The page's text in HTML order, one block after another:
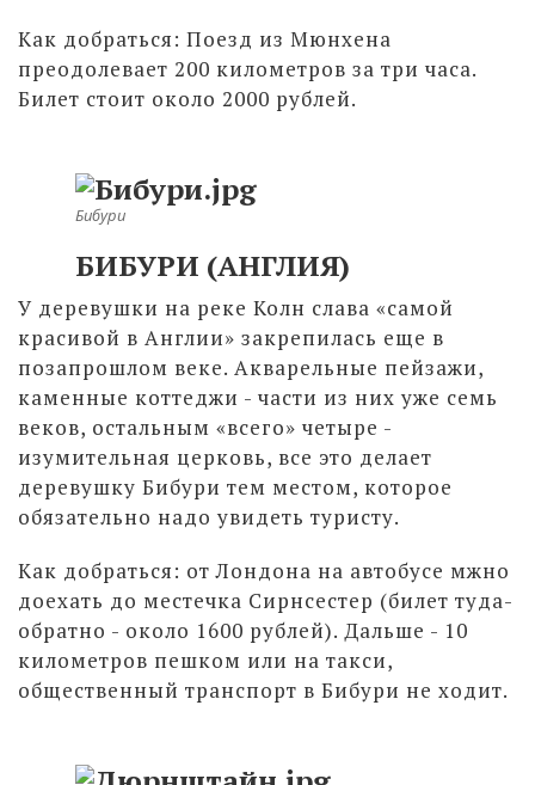
Как добраться: Поезд из Мюнхена
преодолевает 200 километров за три часа.
Билет стоит около 2000 рублей.
Бибури
БИБУРИ (АНГЛИЯ)
У деревушки на реке Колн слава «самой
красивой в Англии» закрепилась еще в
позапрошлом веке. Акварельные пейзажи,
каменные коттеджи - части из них уже семь
веков, остальным «всего» четыре -
изумительная церковь, все это делает
деревушку Бибури тем местом, которое
обязательно надо увидеть туристу.
Как добраться: от Лондона на автобусе мжно
доехать до местечка Сирнсестер (билет туда-
обратно - около 1600 рублей). Дальше - 10
километров пешком или на такси,
общественный транспорт в Бибури не ходит.